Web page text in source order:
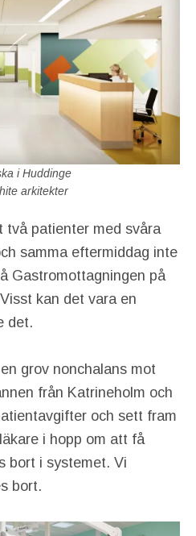
i Huddinge
arkitekter
två patienter med svåra
samma eftermiddag inte
Gastromottagningen på
kan det vara en
det.
grov nonchalans mot
från Katrineholm och
och sett fram
i hopp om att få
bort i systemet. Vi
bort.